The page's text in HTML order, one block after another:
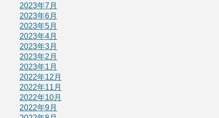
2023年7月
2023年6月
2023年5月
2023年4月
2023年3月
2023年2月
2023年1月
2022年12月
2022年11月
2022年10月
2022年9月